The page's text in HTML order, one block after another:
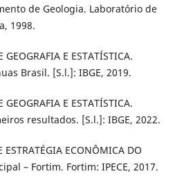
de Geologia. Laboratório de
1998.
E ESTATÍSTICA.
Brasil. [S.l.]: IBGE, 2019.
E ESTATÍSTICA.
resultados. [S.l.]: IBGE, 2022.
ESTRATÉGIA ECONÔMICA DO
– Fortim. Fortim: IPECE, 2017.